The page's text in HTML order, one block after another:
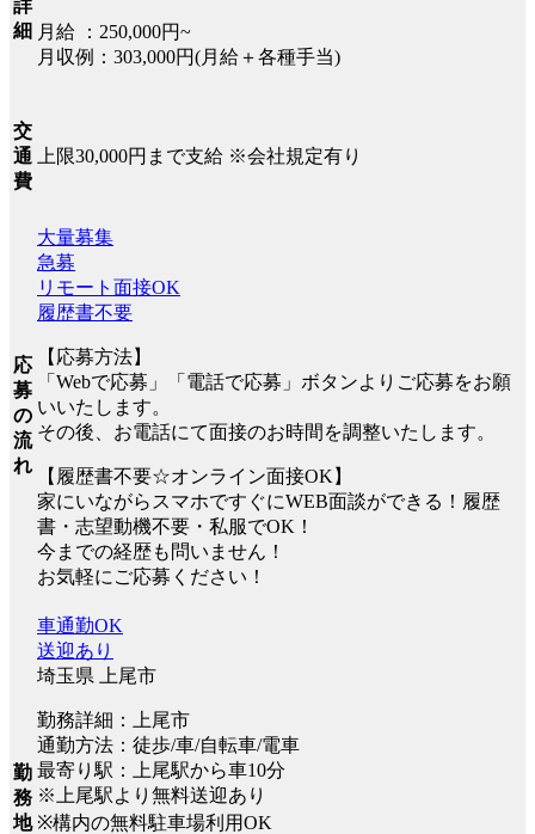
詳
細 月給 ：250,000円~
月収例：303,000円(月給＋各種手当)
交
通
費
上限30,000円まで支給 ※会社規定有り
応
募
の
流
れ
大量募集
急募
リモート面接OK
履歴書不要
【応募方法】
「Webで応募」「電話で応募」ボタンよりご応募をお願
いいたします。
その後、お電話にて面接のお時間を調整いたします。
【履歴書不要☆オンライン面接OK】
家にいながらスマホですぐにWEB面談ができる！履歴
書・志望動機不要・私服でOK！
今までの経歴も問いません！
お気軽にご応募ください！
勤
務
地
車通勤OK
送迎あり
埼玉県 上尾市
勤務詳細：上尾市
通勤方法：徒歩/車/自転車/電車
最寄り駅：上尾駅から車10分
※上尾駅より無料送迎あり
※構内の無料駐車場利用OK